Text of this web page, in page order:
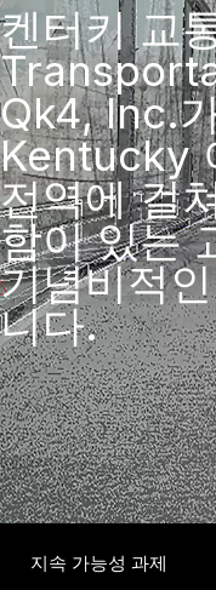
켄터키 교
Qk4, Inc.
Kentucky
전역에 걸
함이 있는
기념비적
니다.
지속 가능성 과제